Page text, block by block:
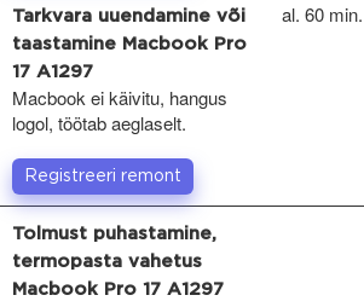
Tarkvara uuendamine või
taastamine Macbook Pro
17 A1297
Macbook ei käivitu, hangus
logol, töötab aeglaselt.
al. 60 min.
Registreeri remont
Tolmust puhastamine,
termopasta vahetus
Macbook Pro 17 A1297